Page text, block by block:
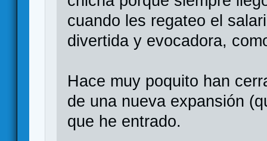
cuando les regateo el
divertida y evocadora,
Hace muy poquito han
de una nueva expansión
que he entrado.